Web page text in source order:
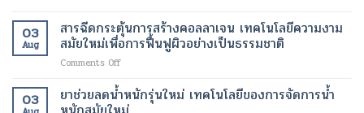
ดี
ขึ้น
ร่าง
และ
โดย
ไม่
ฟื้นฟู
เนื้อเยื่อ
ให้
กลับ
นาโน
ไข
มัน
ขนาด
ระดับ
นาโน
03
Aug
สารฉีดกระตุ้นการสร้างคอลลาเจน เทคโนโลยีความงาม
สมัยใหม่เพื่อการฟื้นฟูผิวอย่างเป็นธรรมชาติ
Comments Offon
ฉีด
กระตุ้น
03 ยาช่วยลดน้ำหนักรุ่นใหม่ เทคโนโลยีของการจัดการน้ำ